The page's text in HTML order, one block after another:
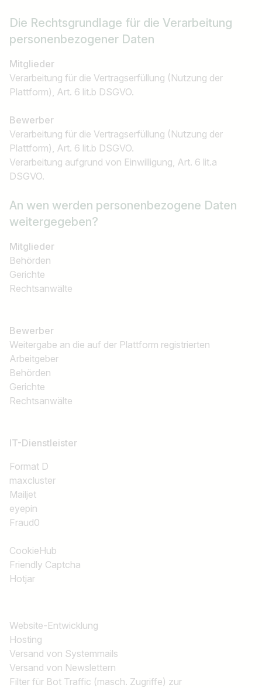
Die Rechtsgrundlage für die Verarbeitung
personenbezogener Daten
Mitglieder
Verarbeitung für die Vertragserfüllung (Nutzung der
Plattform), Art. 6 lit.b DSGVO.
Bewerber
Verarbeitung für die Vertragserfüllung (Nutzung der
Plattform), Art. 6 lit.b DSGVO.
Verarbeitung aufgrund von Einwilligung, Art. 6 lit.a
DSGVO.
An wen werden personenbezogene Daten
weitergegeben?
Mitglieder
Behörden
Gerichte
Rechtsanwälte
Bewerber
Weitergabe an die auf der Plattform registrierten
Arbeitgeber
Behörden
Gerichte
Rechtsanwälte
IT-Dienstleister
Format D
maxcluster
Mailjet
eyepin
Fraud0
CookieHub
Friendly Captcha
Hotjar
Website-Entwicklung
Hosting
Versand von Systemmails
Versand von Newslettern
Filter für Bot Traffic (masch. Zugriffe) zur